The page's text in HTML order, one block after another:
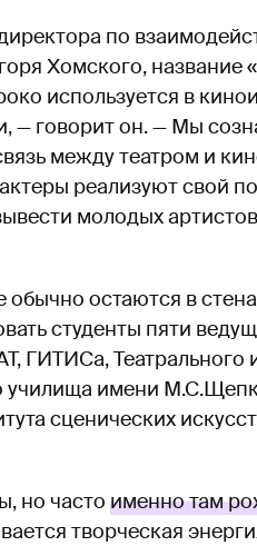
по
Хомского, название
используется в
— говорит он. — Мы
между театром и
реализуют свой
молодых
остаются в
студенты пяти
ГИТИСа, Театрального
училища имени
сценических
но часто именно там
творческая